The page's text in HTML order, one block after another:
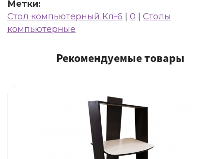
Метки:
Стол компьютерный Кл-6
0
Столы
компьютерные
Рекомендуемые товары